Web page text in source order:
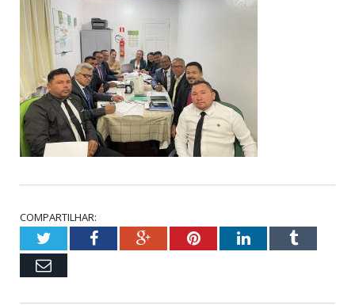
COMPARTILHAR:
TwitterFacebookGoogle+PinterestLinkedInTumblr
Email